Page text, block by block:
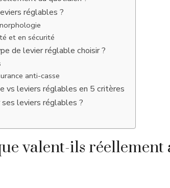
réglables ?
et en sécurité
de levier réglable choisir ?
anti-casse
vs leviers réglables en 5 critères
leviers réglables ?
valent-ils réellement